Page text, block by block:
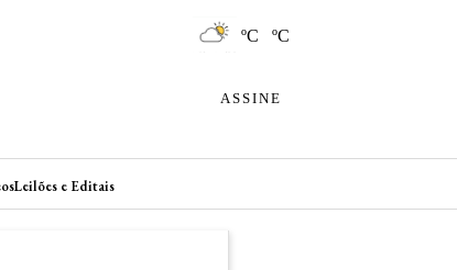
ºC ºC
ASSINE
Leilões e Editais